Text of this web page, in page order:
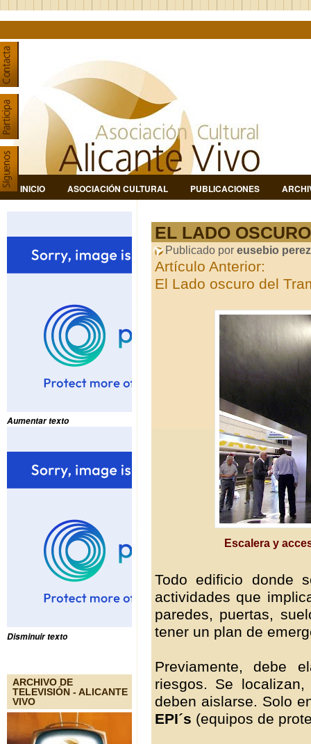
INICIO ASOCIACIÓN CULTURAL PUBLICACIONES
Aumentar texto
Disminuir texto
ARCHIVO DE
TELEVISIÓN - ALICANTE
VIVO
EL LADO
Publicado por eusebio
Artículo Anterior:
El Lado oscuro del
Escalera y
Todo edificio donde
actividades que
paredes, puertas,
tener un plan de
Previamente, debe
riesgos. Se
deben aislarse. Solo
EPI´s (equipos de